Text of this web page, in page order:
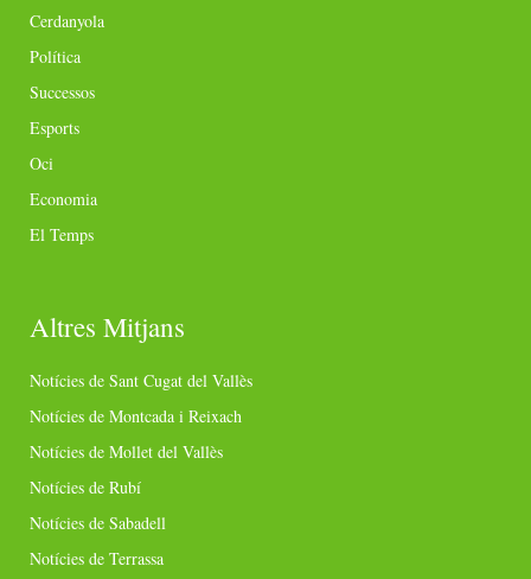
Cerdanyola
Política
Successos
Esports
Oci
Economia
El Temps
Altres Mitjans
Notícies de Sant Cugat del Vallès
Notícies de Montcada i Reixach
Notícies de Mollet del Vallès
Notícies de Rubí
Notícies de Sabadell
Notícies de Terrassa